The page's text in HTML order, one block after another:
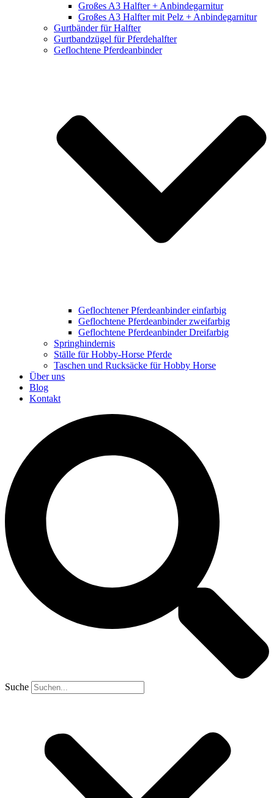
Großes A3 Halfter + Anbindegarnitur
Großes A3 Halfter mit Pelz + Anbindegarnitur
Gurtbänder für Halfter
Gurtbandzügel für Pferdehalfter
Geflochtene Pferdeanbinder
Geflochtener Pferdeanbinder einfarbig
Geflochtene Pferdeanbinder zweifarbig
Geflochtene Pferdeanbinder Dreifarbig
Springhindernis
Ställe für Hobby-Horse Pferde
Taschen und Rucksäcke für Hobby Horse
Über uns
Blog
Kontakt
Suche